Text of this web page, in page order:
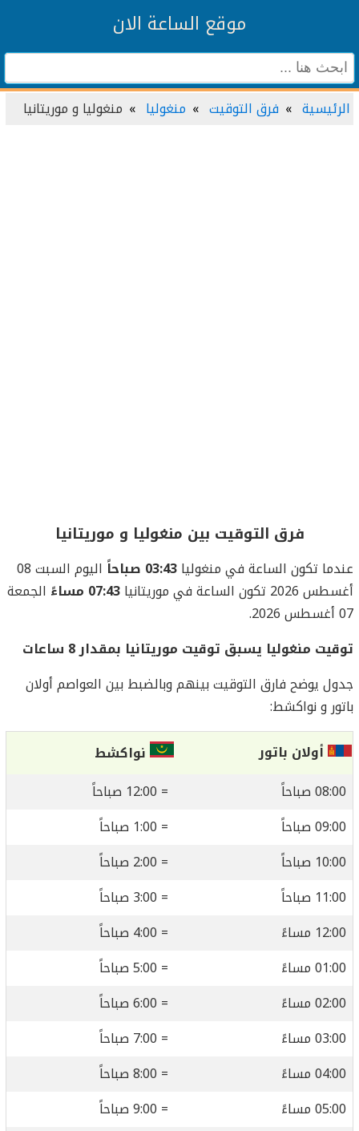
موقع الساعة الان
الرئيسية فرق التوقيت منغوليا منغوليا و موريتانيا
فرق التوقيت بين منغوليا و موريتانيا
عندما تكون الساعة في منغوليا03:43 صباحاً
اليوم السبت 08
أغسطس 2026 تكون الساعة في موريتانيا
07:43 مساءً
الجمعة
07 أغسطس 2026.
توقيت منغوليا يسبق توقيت موريتانيا بمقدار 8 ساعات
جدول يوضح فارق التوقيت بينهم وبالضبط بين العواصم أولان
باتور و نواكشط:
أولان باتور
نواكشط
08:00 صباحاً
= 12:00 صباحاً
09:00 صباحاً
= 1:00 صباحاً
10:00 صباحاً
= 2:00 صباحاً
11:00 صباحاً
= 3:00 صباحاً
12:00 مساءً
= 4:00 صباحاً
01:00 مساءً
= 5:00 صباحاً
02:00 مساءً
= 6:00 صباحاً
03:00 مساءً
= 7:00 صباحاً
04:00 مساءً
= 8:00 صباحاً
05:00 مساءً
= 9:00 صباحاً